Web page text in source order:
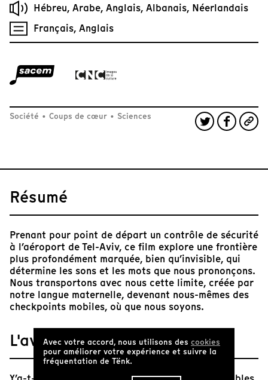
Hébreu, Arabe, Anglais, Albanais, Néerlandais
Français, Anglais
Société • Coups de cœur • Sciences
Résumé
Prenant pour point de départ un contrôle de sécurité
à l’aéroport de Tel-Aviv, ce film explore une frontière
plus profondément marquée, bien qu’invisible, qui
détermine les sons et les mots que nous prononçons.
Nous transportons avec nous cette limite, créée par
notre langue maternelle, devenant nous-mêmes des
checkpoints mobiles, où que nous soyons.
L'avis de Tënk
Avec votre accord, nous utilisons des cookies
pour améliorer votre expérience et suivre la
fréquentation de Tënk.